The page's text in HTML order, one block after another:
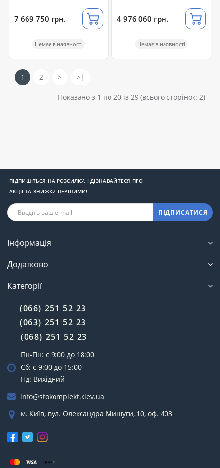
7 669 750 грн.
Немає в наявності
4 976 060 грн.
Немає в наявності
1 2 > >|
Показано з 1 по 20 із 29 (всього сторінок: 2)
ПІДПИШІТЬСЯ НА РОЗСИЛКУ, І ДІЗНАВАЙТЕСЯ ПРО
АКЦІЇ ТА ЗНИЖКИ ПЕРШИМИ!
ПІДПИСАТИСЯ
Інформація
Додатково
Категорії
(066) 251 52 23
(063) 251 52 23
(068) 251 52 23
Пн-Пн: с 9:00 до 18:00
Сб: с 9:00 до 15:00
Нд: Вихідний
info@stokomplekt.kiev.ua
м. Київ, вул. Олександра Мишуги, 10, оф. 403